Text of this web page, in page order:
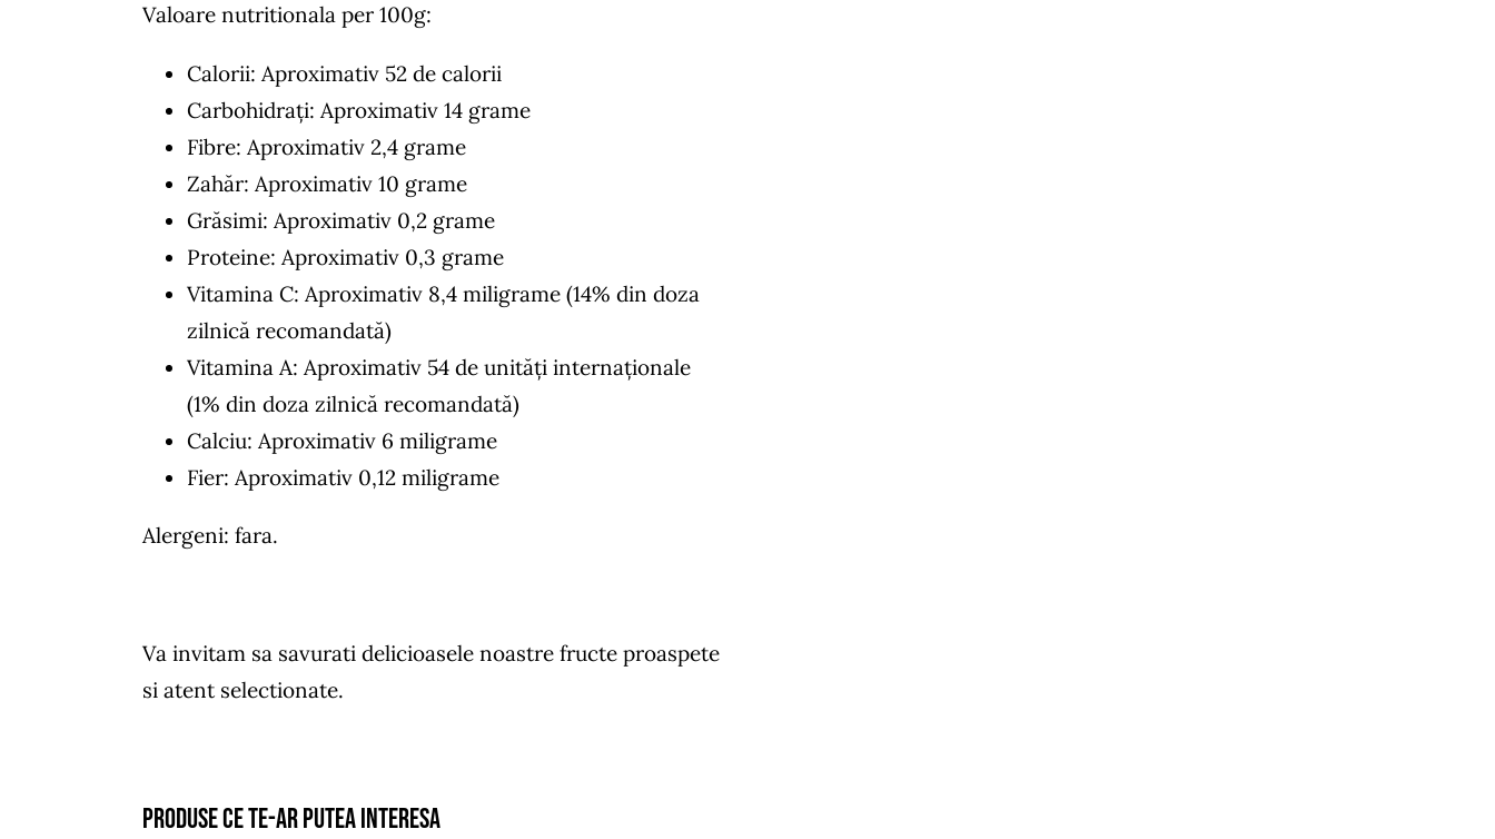
Valoare nutritionala per 100g:
Calorii: Aproximativ 52 de calorii
Carbohidrați: Aproximativ 14 grame
Fibre: Aproximativ 2,4 grame
Zahăr: Aproximativ 10 grame
Grăsimi: Aproximativ 0,2 grame
Proteine: Aproximativ 0,3 grame
Vitamina C: Aproximativ 8,4 miligrame (14% din doza
zilnică recomandată)
Vitamina A: Aproximativ 54 de unități internaționale
(1% din doza zilnică recomandată)
Calciu: Aproximativ 6 miligrame
Fier: Aproximativ 0,12 miligrame
Alergeni: fara.
Va invitam sa savurati delicioasele noastre fructe proaspete
si atent selectionate.
Produse ce te-ar putea interesa